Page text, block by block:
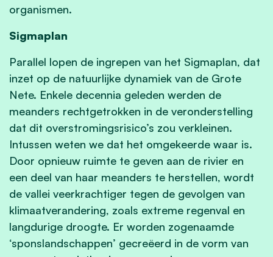
organismen.
Sigmaplan
Parallel lopen de ingrepen van het Sigmaplan, dat
inzet op de natuurlijke dynamiek van de Grote
Nete. Enkele decennia geleden werden de
meanders rechtgetrokken in de veronderstelling
dat dit overstromingsrisico’s zou verkleinen.
Intussen weten we dat het omgekeerde waar is.
Door opnieuw ruimte te geven aan de rivier en
een deel van haar meanders te herstellen, wordt
de vallei veerkrachtiger tegen de gevolgen van
klimaatverandering, zoals extreme regenval en
langdurige droogte. Er worden zogenaamde
‘sponslandschappen’ gecreëerd in de vorm van